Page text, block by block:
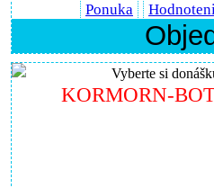
Ponuka
Vyberte si
KORMORN-